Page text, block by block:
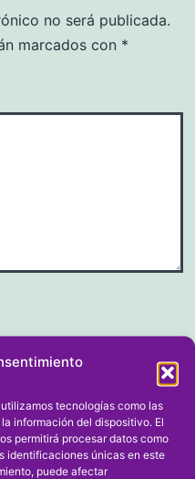
tecnologías como las
información del dispositivo. El
permitirá procesar datos como
identificaciones únicas en este
puede afectar
no será publicada.
marcados con *